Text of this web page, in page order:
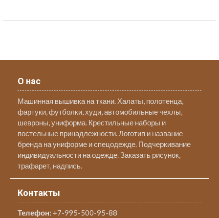
О нас
Машинная вышивка на ткани. Халаты, полотенца,
фартуки, футболки, худи, автомобильные чехлы,
шевроны, униформа. Крестильные наборы и
постельные принадлежности. Логотип и название
бренда на униформе и спецодежде. Подчеркивание
индивидуальности на одежде. Заказать рисунок,
трафарет, надпись.
Контакты
Телефон: +7-995-500-95-88